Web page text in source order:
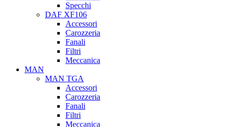
Specchi
DAF XF106
Accessori
Carozzeria
Fanali
Filtri
Meccanica
MAN
MAN TGA
Accessori
Carozzeria
Fanali
Filtri
Meccanica